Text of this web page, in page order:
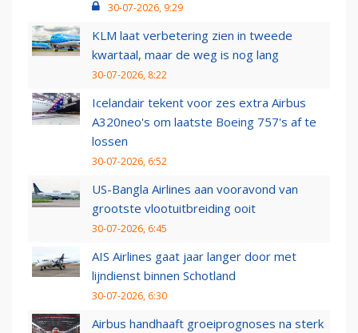
30-07-2026, 9:29
KLM laat verbetering zien in tweede
kwartaal, maar de weg is nog lang
30-07-2026, 8:22
Icelandair tekent voor zes extra Airbus
A320neo's om laatste Boeing 757's af te
lossen
30-07-2026, 6:52
US-Bangla Airlines aan vooravond van
grootste vlootuitbreiding ooit
30-07-2026, 6:45
AIS Airlines gaat jaar langer door met
lijndienst binnen Schotland
30-07-2026, 6:30
Airbus handhaaft groeiprognoses na sterk